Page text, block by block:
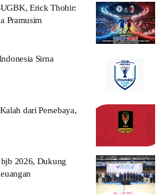
Erick Thohir:
Pramusim
Sirna
dari Persebaya,
2026, Dukung